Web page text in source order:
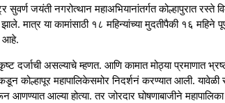
सुवर्ण जयंती नगरोत्थान महाअभियानांतर्गत कोल्हापुरात
मात्र या कामांसाठी १८ महिन्यांच्या मुदतीपैकी १६ महिने
आहे.
दर्जाची असल्याचे म्हणत. आणि कामात मोठ्या प्रमाणात
कोल्हापूर महापालिकेसमोर निदर्शनं करण्यात आली. यावेळी
आणण्यात आल्या होत्या. तर जोरदार घोषणाबाजीने